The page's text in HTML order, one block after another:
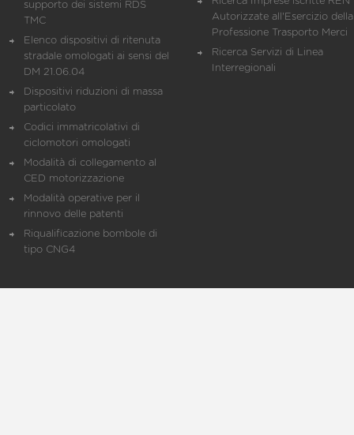
supporto dei sistemi RDS
TMC
Elenco dispositivi di ritenuta
stradale omologati ai sensi del
DM 21.06.04
Dispositivi riduzioni di massa
particolato
Codici immatricolativi di
ciclomotori omologati
Modalità di collegamento al
CED motorizzazione
Modalità operative per il
rinnovo delle patenti
Riqualificazione bombole di
tipo CNG4
Autorizzate all'Esercizio della
Professione Trasporto Merci
Ricerca Servizi di Linea
Interregionali